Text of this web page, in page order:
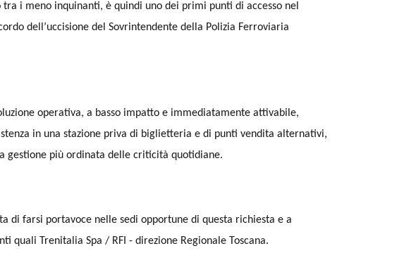
i meno inquinanti, è quindi uno dei primi punti di accesso nel
dell’uccisione del Sovrintendente della Polizia Ferroviaria
operativa, a basso impatto e immediatamente attivabile,
in una stazione priva di biglietteria e di punti vendita alternativi,
gestione più ordinata delle criticità quotidiane.
di farsi portavoce nelle sedi opportune di questa richiesta e a
quali Trenitalia Spa / RFI - direzione Regionale Toscana.